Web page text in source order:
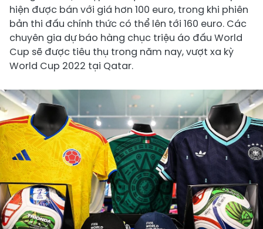
hiện được bán với giá hơn 100 euro, trong khi phiên
bản thi đấu chính thức có thể lên tới 160 euro. Các
chuyên gia dự báo hàng chục triệu áo đấu World
Cup sẽ được tiêu thụ trong năm nay, vượt xa kỳ
World Cup 2022 tại Qatar.